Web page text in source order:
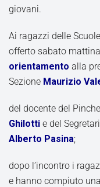
giovani.
Ai ragazzi delle
offerto sabato
orientamento alla
Sezione Maurizio
del docente del
Ghilotti e del
Alberto Pasina;
dopo l’incontro i
e hanno compiuto